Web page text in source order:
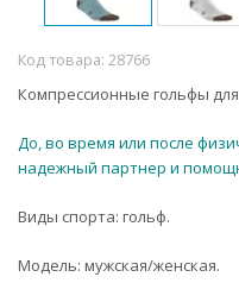
Код товара: 28766
Компрессионные гольфы
До, во время или после
надежный партнер и
Виды спорта: гольф.
Модель: мужская/женская.